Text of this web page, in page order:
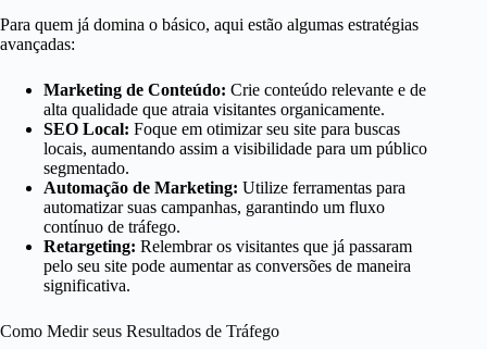
Para quem já domina o básico, aqui estão algumas estratégias
avançadas:
Marketing de Conteúdo: Crie conteúdo relevante e de
alta qualidade que atraia visitantes organicamente.
SEO Local: Foque em otimizar seu site para buscas
locais, aumentando assim a visibilidade para um público
segmentado.
Automação de Marketing: Utilize ferramentas para
automatizar suas campanhas, garantindo um fluxo
contínuo de tráfego.
Retargeting: Relembrar os visitantes que já passaram
pelo seu site pode aumentar as conversões de maneira
significativa.
Como Medir seus Resultados de Tráfego